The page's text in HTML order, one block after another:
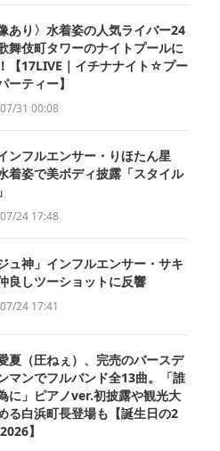
像あり〉水着姿の人気ライバー24
舞伎町タワーのナイトプールに
【17LIVE｜イチナナイト☆プー
ーティー】
31 00:08
ンフルエンサー・りほたん星
着姿で美ボディ披露「スタイル
24 17:48
ュ神」インフルエンサー・サキ
良しツーショットに反響
24 17:41
夏（圧ねぇ）、完売のバースデ
マンでフルバンド全13曲。「誰
に」ピアノver.初披露や観光大
る白浜町長登場も【誕生日の2
】